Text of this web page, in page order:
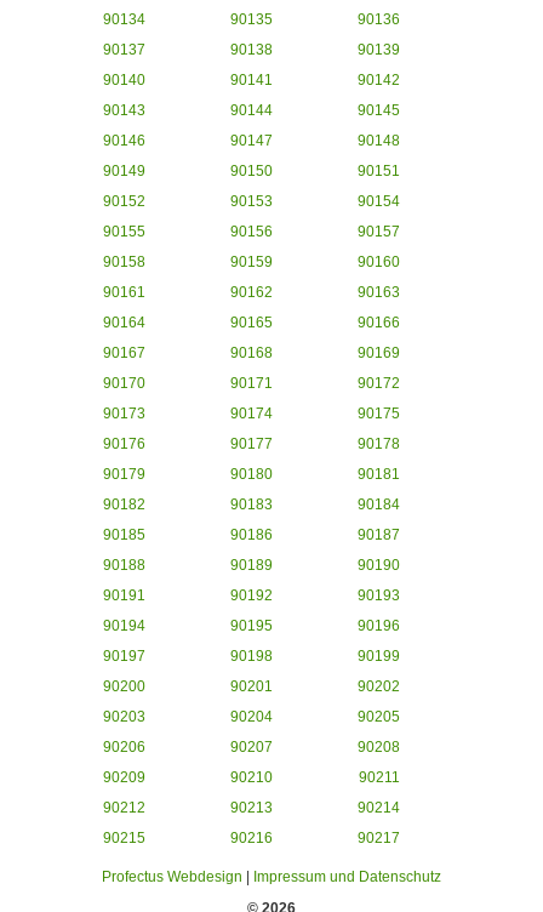
90134
90135
90136
90137
90138
90139
90140
90141
90142
90143
90144
90145
90146
90147
90148
90149
90150
90151
90152
90153
90154
90155
90156
90157
90158
90159
90160
90161
90162
90163
90164
90165
90166
90167
90168
90169
90170
90171
90172
90173
90174
90175
90176
90177
90178
90179
90180
90181
90182
90183
90184
90185
90186
90187
90188
90189
90190
90191
90192
90193
90194
90195
90196
90197
90198
90199
90200
90201
90202
90203
90204
90205
90206
90207
90208
90209
90210
90211
90212
90213
90214
90215
90216 90217
Profectus Webdesign
Impressum und Datenschutz